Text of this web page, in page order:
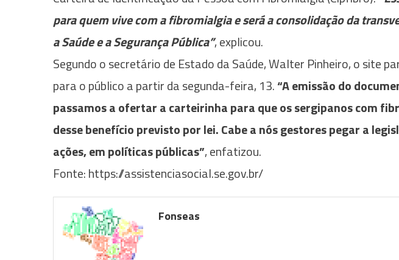
para quem vive com a fibromialgia e será a consolidação da
a Saúde e a Segurança Pública”, explicou.
Segundo o secretário de Estado da Saúde, Walter Pinheiro, o site
para o público a partir da segunda-feira, 13.“A emissão do
passamos a ofertar a carteirinha para que os sergipanos com
desse benefício previsto por lei. Cabe a nós gestores pegar a
ações, em políticas públicas”, enfatizou.
Fonte: https://assistenciasocial.se.gov.br/
Fonseas